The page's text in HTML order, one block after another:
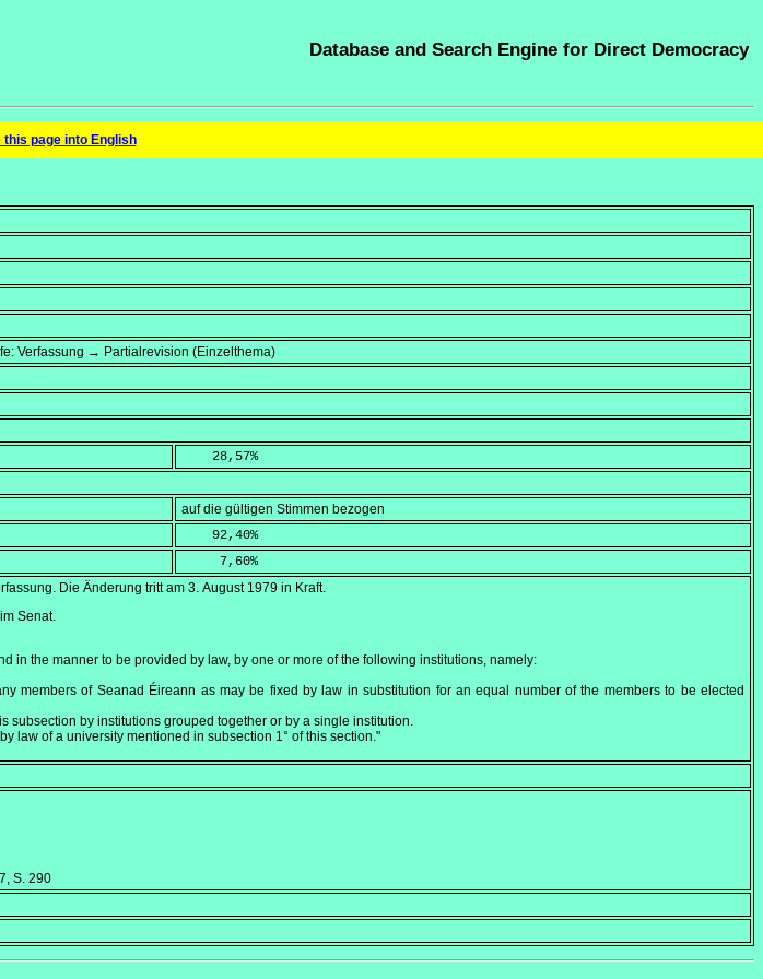
Database and Search Engine for Direct Democracy
this page into English
Verfassung → Partialrevision (Einzelthema)
    28,57
%
auf die gültigen Stimmen bezogen
    92,40
%
     7,60
%
Die Änderung tritt am 3. August 1979 in Kraft.
Senat.
in the manner to be provided by law, by one or more of the following institutions, namely:
members of Seanad Éireann as may be fixed by law in substitution for an equal number of the members to be elected
subsection by institutions grouped together or by a single institution.
law of a university mentioned in subsection 1° of this section."
S. 290